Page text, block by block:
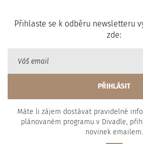
Přihlaste se k odběru newsletteru
zde:
Máte li zájem dostávat pravidelné
plánovaném programu v Divadle,
novinek emailem.